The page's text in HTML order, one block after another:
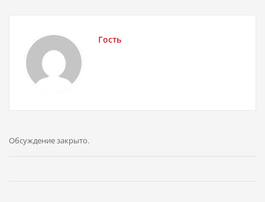
Гость
Обсуждение закрыто.